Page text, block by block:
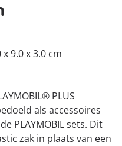
x 9.0 x 3.0 cm
PLUS
als accessoires
PLAYMOBIL sets. Dit
zak in plaats van een